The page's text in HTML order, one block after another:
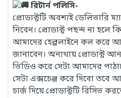
রিটার্ন পলিসি-
প্রোডাক্টটি অবশ্যই ডেলিভারি
নিবেন। প্রোডাক্ট পছন্দ না হলে
আমাদের হেল্পলাইনে কল করে
জানাবেন। অন্যথায় প্রোডাক্ট
ভিডিও করে সেটা আমাদের
সেটা এক্সচেঞ্জ করে দিবো তবে
চার্জ দিয়ে প্রোডাক্টটি রিসিভ